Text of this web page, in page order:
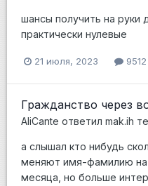
шансы получить на руки
практически нулевые
21 июля, 2023
Гражданство через
AliCante ответил mak.ih
а слышал кто нибудь
меняют имя-фамилию на
месяца, но больше